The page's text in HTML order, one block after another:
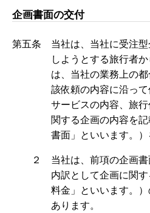
企画書面の交付
第五条 当社は、当社に受注型
しようとする旅行者
は、当社の業務上の
該依頼の内容に沿っ
サービスの内容、旅
関する企画の内容を
書面」といいます。）
２ 当社は、前項の企画
内訳として企画に関
料金」といいます。
あります。